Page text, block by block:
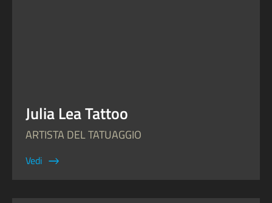
Julia Lea Tattoo
ARTISTA DEL TATUAGGIO
Vedi